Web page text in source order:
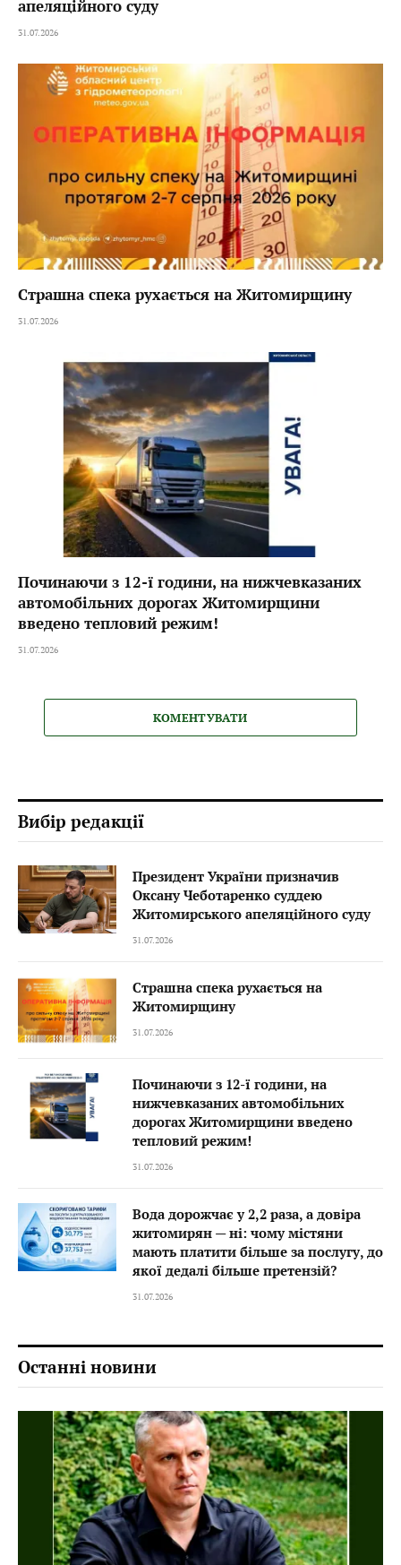
апеляційного суду
31.07.2026
Страшна спека рухається на Житомирщину
31.07.2026
Починаючи з 12-ї години, на нижчевказаних
автомобільних дорогах Житомирщини
введено тепловий режим!
31.07.2026
КОМЕНТУВАТИ
Вибір редакції
Президент України призначив
Оксану Чеботаренко суддею
Житомирського апеляційного суду
31.07.2026
Страшна спека рухається на
Житомирщину
31.07.2026
Починаючи з 12-ї години, на
нижчевказаних автомобільних
дорогах Житомирщини введено
тепловий режим!
31.07.2026
Вода дорожчає у 2,2 раза, а довіра
житомирян — ні: чому містяни
мають платити більше за послугу, до
якої дедалі більше претензій?
31.07.2026
Останні новини